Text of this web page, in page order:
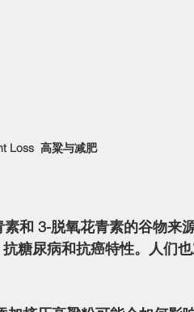
Loss  高粱与减肥
糖尿病和抗癌特性。人们